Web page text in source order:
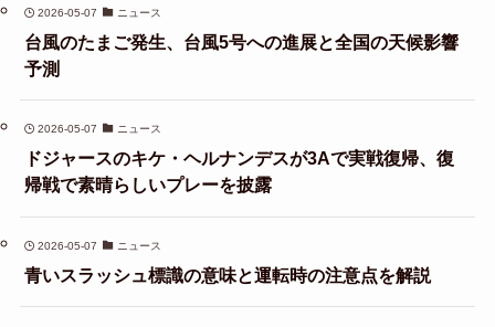
2026-05-07 ニュース
台風のたまご発生、台風5号への進展と全国の天候影響
予測
2026-05-07 ニュース
ドジャースのキケ・ヘルナンデスが3Aで実戦復帰、復
帰戦で素晴らしいプレーを披露
2026-05-07 ニュース
青いスラッシュ標識の意味と運転時の注意点を解説